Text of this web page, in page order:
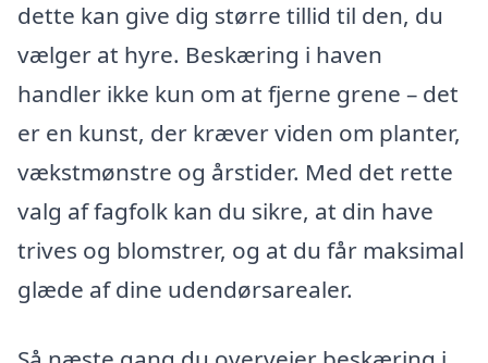
dette kan give dig større tillid til den, du
vælger at hyre. Beskæring i haven
handler ikke kun om at fjerne grene – det
er en kunst, der kræver viden om planter,
vækstmønstre og årstider. Med det rette
valg af fagfolk kan du sikre, at din have
trives og blomstrer, og at du får maksimal
glæde af dine udendørsarealer.